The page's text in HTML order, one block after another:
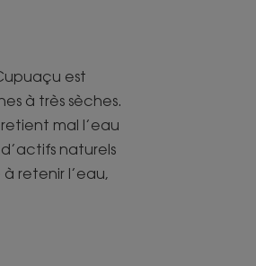
est
à très sèches.
mal l’eau
naturels
retenir l’eau,